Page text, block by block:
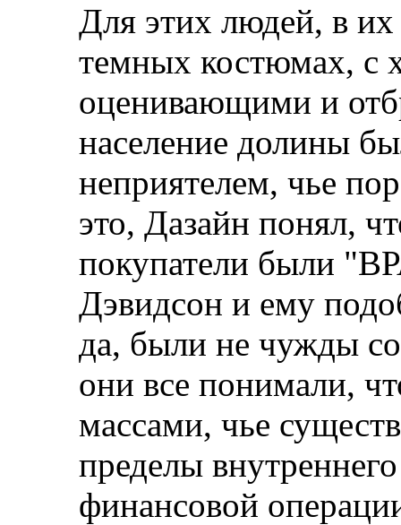
Для этих людей, в
темных костюмах, с
оценивающими и
население долины
неприятелем, чье
это, Дазайн понял,
покупатели были
Дэвидсон и ему
да, были не чужды
они все понимали,
массами, чье
пределы
финансовой